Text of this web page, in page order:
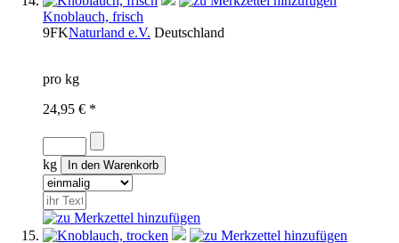
Knoblauch, frisch
9FKNaturland e.V. Deutschland
pro kg
24,95 € *
kg